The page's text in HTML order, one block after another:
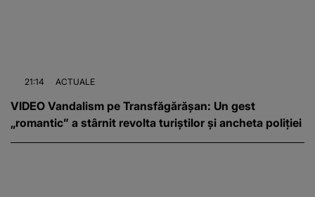
21:14 ACTUALE
VIDEO Vandalism pe Transfăgărășan: Un gest
„romantic” a stârnit revolta turiștilor și ancheta poliției